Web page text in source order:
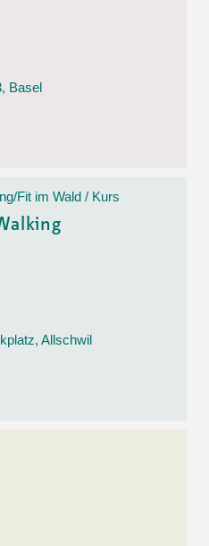
Basel
Fit im Wald / Kurs
Allschwil